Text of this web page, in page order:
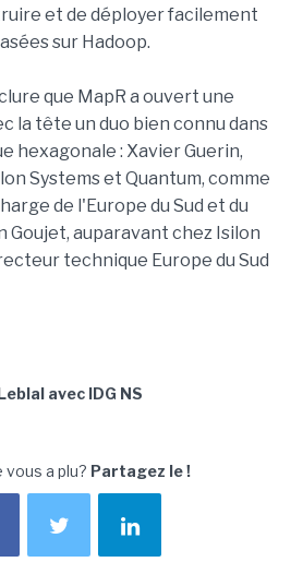
et de déployer facilement
sur Hadoop.
que MapR a ouvert une
la tête un duo bien connu dans
hexagonale : Xavier Guerin,
Systems et Quantum, comme
de l'Europe du Sud et du
Goujet, auparavant chez Isilon
technique Europe du Sud
avec IDG NS
a plu? Partagez le !